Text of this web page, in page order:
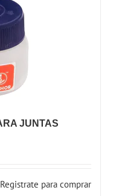
JUNTAS
Registrate para comprar